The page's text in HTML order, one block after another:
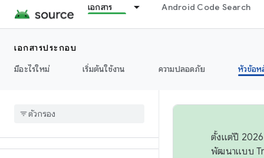
เอกสาร Android Code Search
เอกสารประกอบ
มีอะไรใหม่
เริ่มต้นใช้งาน ความปลอดภัย หัวข้อ
พลังงาน
ตั้งแต่ปี 2026
พัฒนาแบบ